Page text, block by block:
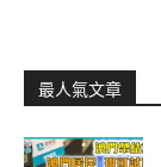
最人氣文章